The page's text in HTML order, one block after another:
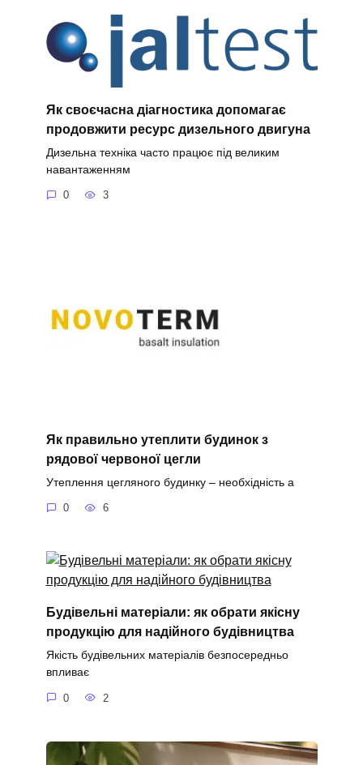
Як своєчасна діагностика допомагає
продовжити ресурс дизельного двигуна
Дизельна техніка часто працює під великим
навантаженням
0 3
Як правильно утеплити будинок з
рядової червоної цегли
Утеплення цегляного будинку – необхідність а
0 6
Будівельні матеріали: як обрати якісну
продукцію для надійного будівництва
Якість будівельних матеріалів безпосередньо
впливає
0 2